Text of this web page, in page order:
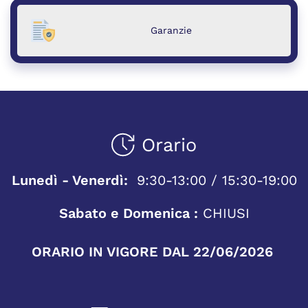
Garanzie
Orario
Lunedì - Venerdì:
9:30-13:00 / 15:30-19:00
Sabato e Domenica : CHIUSI
ORARIO IN VIGORE DAL 22/06/2026